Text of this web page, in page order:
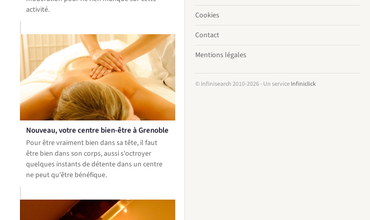
activité.
Nouveau, votre centre bien-être à Grenoble
Pour être vraiment bien dans sa tête, il faut
être bien dans son corps, aussi s'octroyer
quelques instants de détente dans un centre
ne peut qu'être bénéfique.
Cookies
Contact
Mentions légales
© Infinisearch 2010-2026 - Un serviceInfiniclick